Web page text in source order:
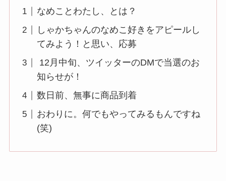
なめことわたし、とは？
しゃかちゃんのなめこ好きをアピールし
てみよう！と思い、応募
12月中旬、ツイッターのDMで当選のお
知らせが！
数日前、無事に商品到着
おわりに。何でもやってみるもんですね
(笑)